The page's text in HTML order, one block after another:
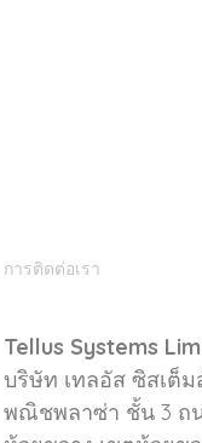
การติดต่อเรา
Tellus Systems
บริษัท เทลอัส ซิสเต็
พณิชพลาซ่า ชั้น 3 ถ